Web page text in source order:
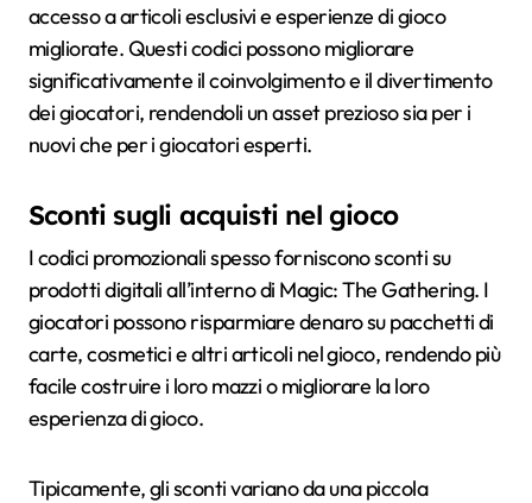
accesso a articoli esclusivi e esperienze di gioco
migliorate. Questi codici possono migliorare
significativamente il coinvolgimento e il divertimento
dei giocatori, rendendoli un asset prezioso sia per i
nuovi che per i giocatori esperti.
Sconti sugli acquisti nel gioco
I codici promozionali spesso forniscono sconti su
prodotti digitali all’interno di Magic: The Gathering. I
giocatori possono risparmiare denaro su pacchetti di
carte, cosmetici e altri articoli nel gioco, rendendo più
facile costruire i loro mazzi o migliorare la loro
esperienza di gioco.
Tipicamente, gli sconti variano da una piccola